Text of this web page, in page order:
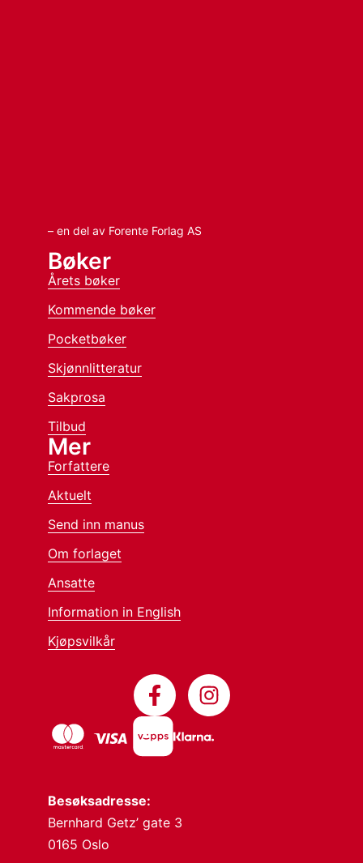
– en del av Forente Forlag AS
Besøksadresse:
Bernhard Getz’ gate 3
0165 Oslo
Bøker
Årets bøker
Kommende bøker
Pocketbøker
Skjønnlitteratur
Sakprosa
Tilbud
Mer
Forfattere
Aktuelt
Send inn manus
Om forlaget
Ansatte
Information in English
Kjøpsvilkår